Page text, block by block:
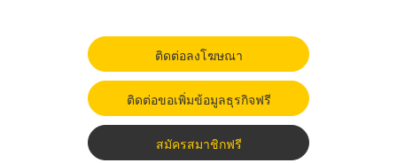
ติดต่อลงโฆษณา
ติดต่อขอเพิ่มข้อมูลธุรกิจฟรี
สมัครสมาชิกฟรี